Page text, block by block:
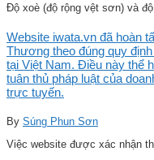
Độ xoè (độ rộng vệt sơn) và độ
Website iwata.vn đã hoàn
Thương theo đúng quy
tại Việt Nam. Điều này thể
tuân thủ pháp luật của
trực tuyến.
By Súng Phun Sơn
Việc website được xác nhận